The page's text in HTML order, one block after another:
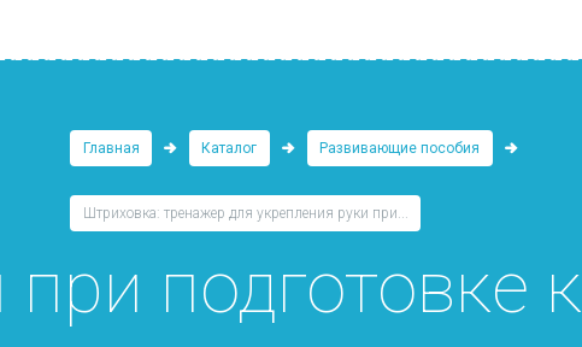
Главная Каталог Развивающие пособия
Штриховка: тренажер для укрепления руки при...
подготовке к